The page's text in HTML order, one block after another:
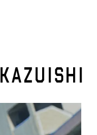
KAZUISHI